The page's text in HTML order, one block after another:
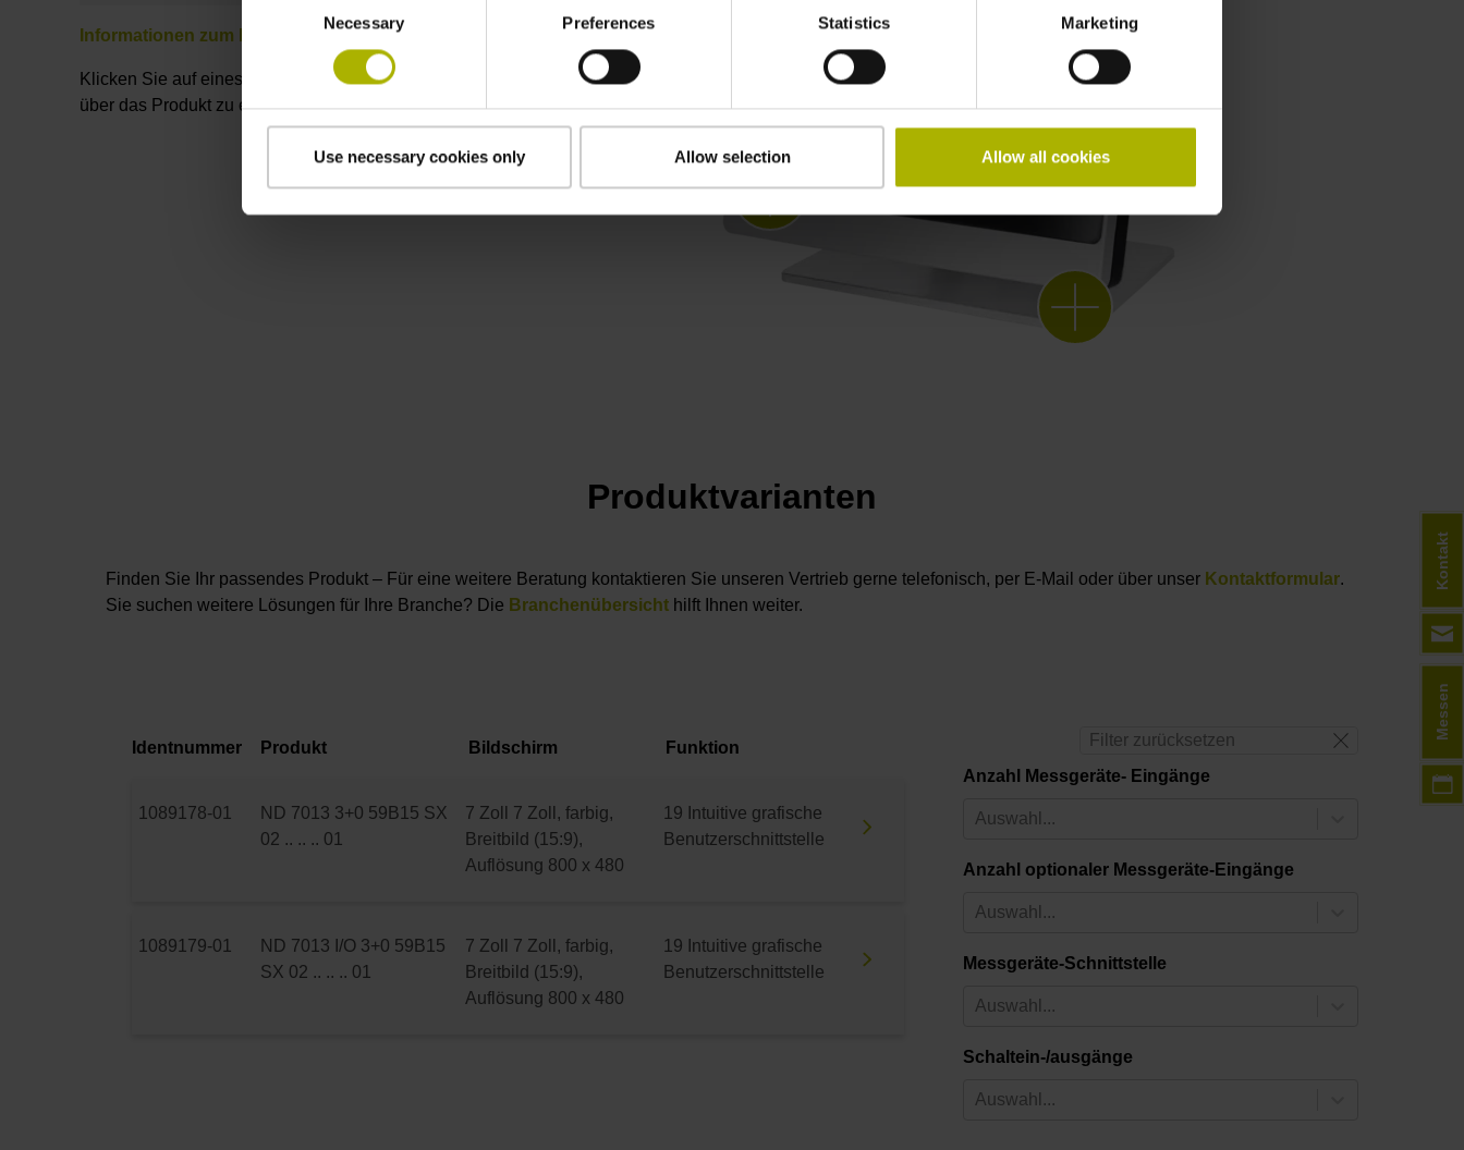
Necessary Preferences Statistics Marketing
Use necessary cookies only Allow selection Allow all cookies
Informationen zum Produkt
Klicken Sie auf eines der Pluszeichen, um mehr
über das Produkt zu erfahren.
Produktvarianten
Finden Sie Ihr passendes Produkt – Für eine weitere Beratung kontaktieren Sie unseren Vertrieb gerne telefonisch, per E-Mail oder über unser Kontaktformular.
Sie suchen weitere Lösungen für Ihre Branche? Die Branchenübersicht hilft Ihnen weiter.
Filter zurücksetzen
Anzahl Messgeräte- Eingänge
Auswahl...
Anzahl optionaler Messgeräte-Eingänge
Auswahl...
Messgeräte-Schnittstelle
Auswahl...
Schaltein-/ausgänge
Auswahl...
Identnummer Produkt Bildschirm Funktion
1089178-01
ND 7013 3+0 59B15 SX
02 .. .. .. 01
7 Zoll 7 Zoll, farbig,
Breitbild (15:9),
Auflösung 800 x 480
19 Intuitive grafische
Benutzerschnittstelle
1089179-01
ND 7013 I/O 3+0 59B15
SX 02 .. .. .. 01
7 Zoll 7 Zoll, farbig,
Breitbild (15:9),
Auflösung 800 x 480
19 Intuitive grafische
Benutzerschnittstelle
Messen
Kontakt